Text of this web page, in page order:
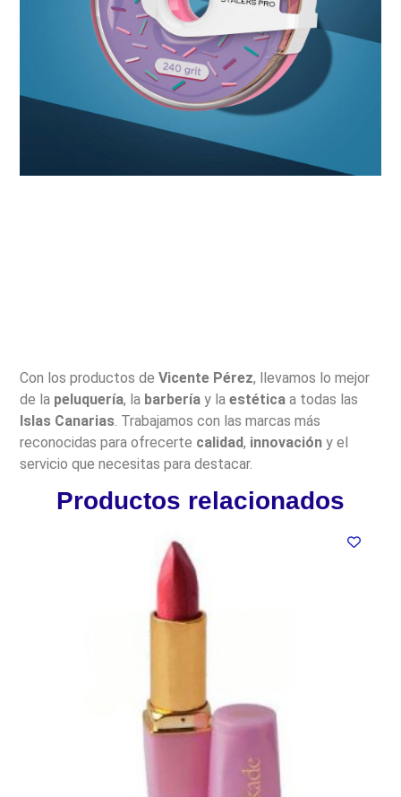
Con los productos deVicente Pérez, llevamos lo mejor
de la peluquería, la barbería y laestética a todas las
Islas Canarias . Trabajamos con las marcas más
reconocidas para ofrecerte calidad, innovación y el
servicio que necesitas para destacar.
Productos relacionados